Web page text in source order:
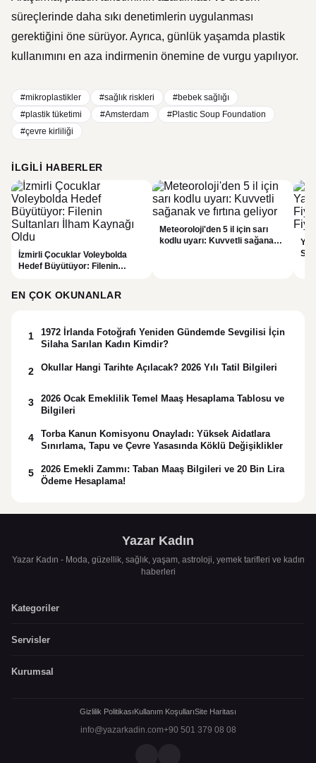
süreçlerinde daha sıkı denetimlerin uygulanması
gerektiğini öne sürüyor. Ayrıca, günlük yaşamda plastik
kullanımını en aza indirmenin önemine de vurgu yapılıyor.
#mikroplastikler #sağlık riskleri
#bebek sağlığı
#plastik tüketimi
#Amsterdam
#Plastic Soup Foundation
#çevre kirliliği
İLGILI HABERLER
İzmirli Çocuklar Voleybolda
Hedef Büyütüyor: Filenin
Meteoroloji'den 5 il için sarı
kodlu uyarı: Kuvvetli sağanak
EN ÇOK OKUNANLAR
1
1972 İrlanda Fotoğrafı Yeniden Gündemde Sevgilisi İçin
Silaha Sarılan Kadın Kimdir?
2 Okullar Hangi Tarihte Açılacak? 2026 Yılı Tatil Bilgileri
3
2026 Ocak Emeklilik Temel Maaş Hesaplama Tablosu ve
Bilgileri
4
Torba Kanun Komisyonu Onayladı: Yüksek Aidatlara
Sınırlama, Tapu ve Çevre Yasasında Köklü Değişiklikler
5
2026 Emekli Zammı: Taban Maaş Bilgileri ve 20 Bin Lira
Ödeme Hesaplama!
Yazar Kadın
Yazar Kadın - Moda, güzellik, sağlık, yaşam, astroloji, yemek tarifleri ve kadın
haberleri
Kategoriler
Servisler
Kurumsal
Gizlilik PolitikasıKullanım KoşullarıSite Haritası
info@yazarkadin.com+90 501 379 08 08